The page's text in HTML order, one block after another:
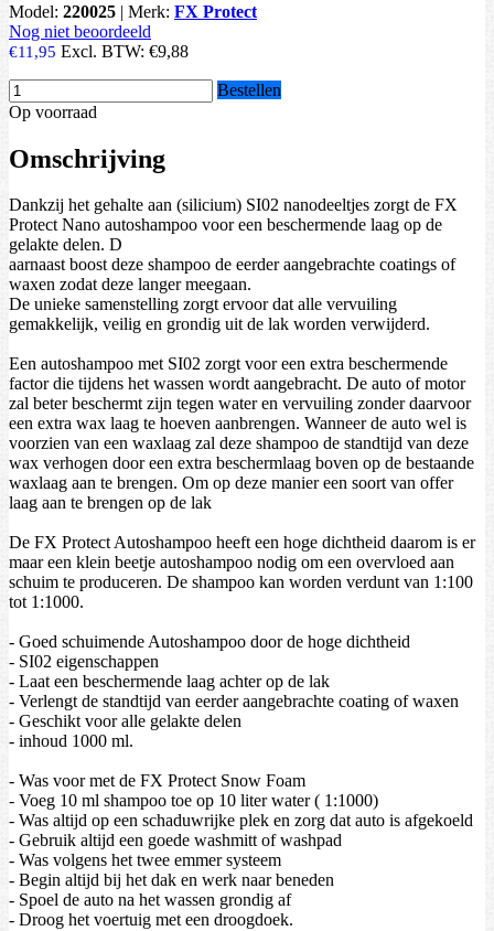
Model: 220025 | Merk: FX Protect
Nog niet beoordeeld
€11,95 Excl. BTW: €9,88
Bestellen
Op voorraad
Omschrijving
Dankzij het gehalte aan (silicium) SI02 nanodeeltjes zorgt de FX
Protect Nano autoshampoo voor een beschermende laag op de
gelakte delen. D
aarnaast boost deze shampoo de eerder aangebrachte coatings of
waxen zodat deze langer meegaan.
De unieke samenstelling zorgt ervoor dat alle vervuiling
gemakkelijk, veilig en grondig uit de lak worden verwijderd.
Een autoshampoo met SI02 zorgt voor een extra beschermende
factor die tijdens het wassen wordt aangebracht. De auto of motor
zal beter beschermt zijn tegen water en vervuiling zonder daarvoor
een extra wax laag te hoeven aanbrengen. Wanneer de auto wel is
voorzien van een waxlaag zal deze shampoo de standtijd van deze
wax verhogen door een extra beschermlaag boven op de bestaande
waxlaag aan te brengen. Om op deze manier een soort van offer
laag aan te brengen op de lak
De FX Protect Autoshampoo heeft een hoge dichtheid daarom is er
maar een klein beetje autoshampoo nodig om een overvloed aan
schuim te produceren. De shampoo kan worden verdunt van 1:100
tot 1:1000.
- Goed schuimende Autoshampoo door de hoge dichtheid
- SI02 eigenschappen
- Laat een beschermende laag achter op de lak
- Verlengt de standtijd van eerder aangebrachte coating of waxen
- Geschikt voor alle gelakte delen
- inhoud 1000 ml.
- Was voor met de FX Protect Snow Foam
- Voeg 10 ml shampoo toe op 10 liter water ( 1:1000)
- Was altijd op een schaduwrijke plek en zorg dat auto is afgekoeld
- Gebruik altijd een goede washmitt of washpad
- Was volgens het twee emmer systeem
- Begin altijd bij het dak en werk naar beneden
- Spoel de auto na het wassen grondig af
- Droog het voertuig met een droogdoek.